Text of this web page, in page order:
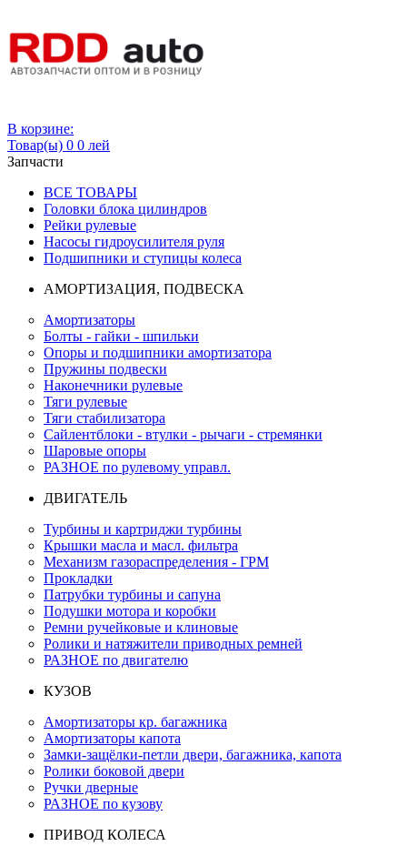
В корзине:
Товар(ы) 0 0 лей
Запчасти
ВСЕ ТОВАРЫ
Головки блока цилиндров
Рейки рулевые
Насосы гидроусилителя руля
Подшипники и ступицы колеса
АМОРТИЗАЦИЯ, ПОДВЕСКА
Амортизаторы
Болты - гайки - шпильки
Опоры и подшипники амортизатора
Пружины подвески
Наконечники рулевые
Тяги рулевые
Тяги стабилизатора
Сайлентблоки - втулки - рычаги - стремянки
Шаровые опоры
РАЗНОЕ по рулевому управл.
ДВИГАТЕЛЬ
Турбины и картриджи турбины
Крышки масла и масл. фильтра
Механизм газораспределения - ГРМ
Прокладки
Патрубки турбины и сапуна
Подушки мотора и коробки
Ремни ручейковые и клиновые
Ролики и натяжители приводных ремней
РАЗНОЕ по двигателю
КУЗОВ
Амортизаторы кр. багажника
Амортизаторы капота
Замки-защёлки-петли двери, багажника, капота
Ролики боковой двери
Ручки дверные
РАЗНОЕ по кузову
ПРИВОД КОЛЕСА